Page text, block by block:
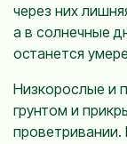
через них
а в солнечные
останется
Низкорослые и
грунтом и
проветривании.